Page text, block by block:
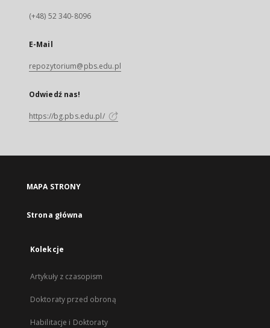
(+48) 52 340-8096
E-Mail
repozytorium@pbs.edu.pl
Odwiedź nas!
https://bg.pbs.edu.pl/
MAPA STRONY
Strona główna
Kolekcje
Artykuły z czasopism
Doktoraty przed obroną
Habilitacje i Doktoraty